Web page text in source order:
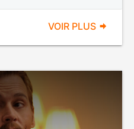
VOIR PLUS